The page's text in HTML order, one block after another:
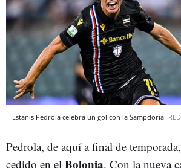
Estanis Pedrola celebra un gol con la Sampdoria
Pedrola, de aquí a final de
cedido en el Bolonia. Con la nueva